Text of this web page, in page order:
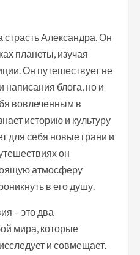
Александра. Он
планеты, изучая
Он путешествует не
написания блога, но и
вовлеченным в
историю и культуру
для себя новые грани и
он
атмосферу
в его душу.
– это два
мира, которые
и совмещает.